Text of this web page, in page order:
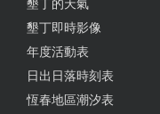
墾丁的天氣
墾丁即時影像
年度活動表
日出日落時刻表
恆春地區潮汐表